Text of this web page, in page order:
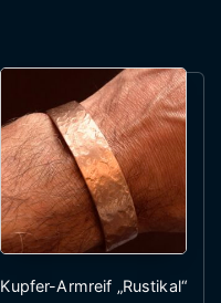
Kupfer-Armreif „Rustikal“